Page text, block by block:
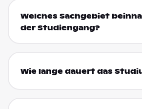
Welches Sachgebiet
der Studiengang?
Wie lange dauert das